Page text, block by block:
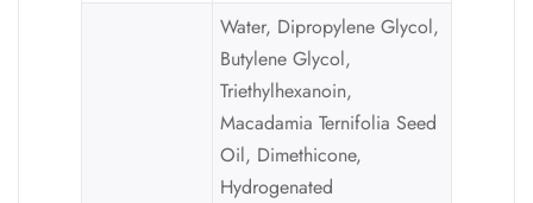
Water, Dipropylene Glycol,
Butylene Glycol,
Triethylhexanoin,
Macadamia Ternifolia Seed
Oil, Dimethicone,
Hydrogenated